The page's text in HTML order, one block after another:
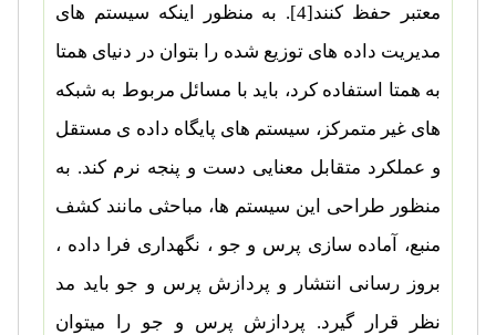
معتبر حفظ کنند[4]. به منظور اینکه سیستم های
مدیریت داده های توزیع شده را بتوان در دنیای همتا
به همتا استفاده کرد، باید با مسائل مربوط به شبکه
های غیر متمرکز، سیستم های پایگاه داده ی مستقل
و عملکرد متقابل معنایی دست و پنجه نرم کند. به
منظور طراحی این سیستم ها، مباحثی مانند کشف
منبع، آماده سازی پرس و جو ، نگهداری فرا داده ،
بروز رسانی انتشار و پردازش پرس و جو باید مد
نظر قرار گیرد. پردازش پرس و جو را میتوان